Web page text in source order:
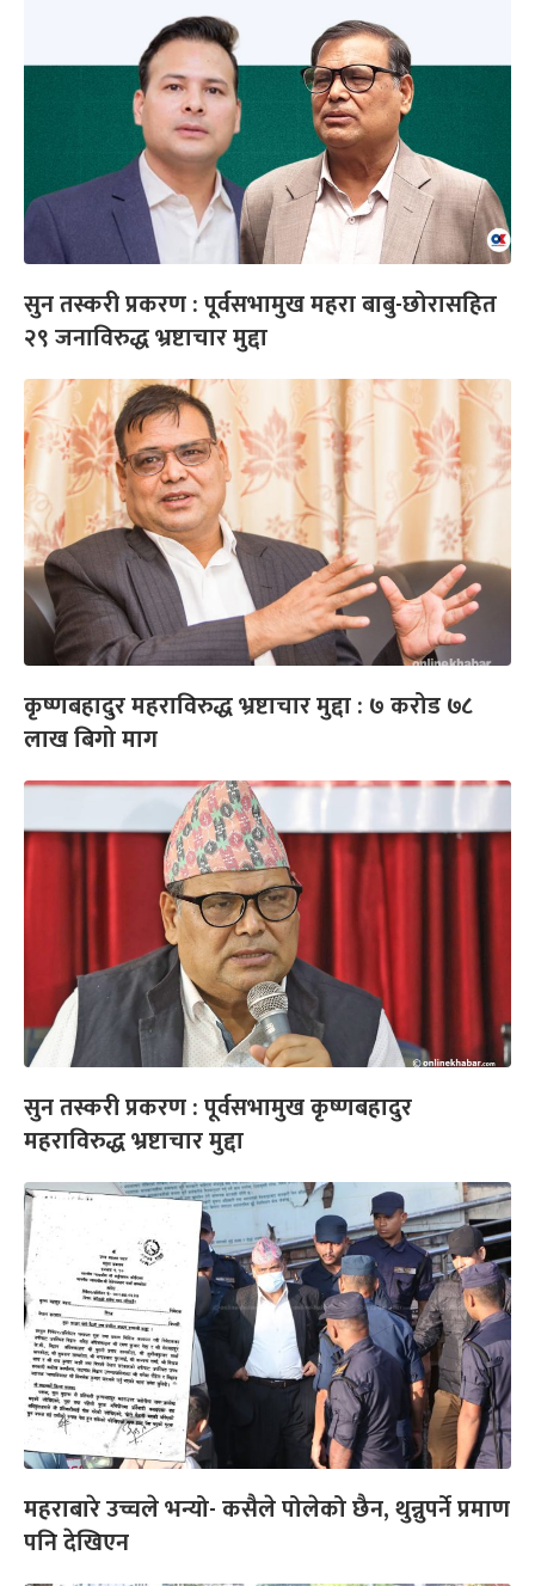
सुन तस्करी प्रकरण : पूर्वसभामुख महरा बाबु-छोरासहित
२९ जनाविरुद्ध भ्रष्टाचार मुद्दा
कृष्णबहादुर महराविरुद्ध भ्रष्टाचार मुद्दा : ७ करोड ७८
लाख बिगो माग
सुन तस्करी प्रकरण : पूर्वसभामुख कृष्णबहादुर
महराविरुद्ध भ्रष्टाचार मुद्दा
महराबारे उच्चले भन्यो- कसैले पोलेको छैन, थुन्नुपर्ने प्रमाण
पनि देखिएन